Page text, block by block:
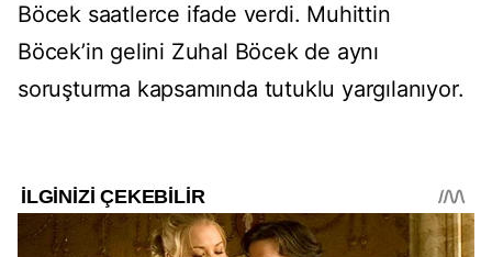
Böcek saatlerce ifade verdi. Muhittin
Böcek’in gelini Zuhal Böcek de aynı
soruşturma kapsamında tutuklu yargılanıyor.